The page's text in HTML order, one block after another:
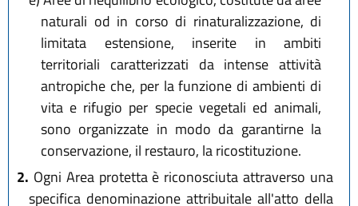
naturali od in corso di rinaturalizzazione, di
limitata estensione, inserite in ambiti
territoriali caratterizzati da intense attività
antropiche che, per la funzione di ambienti di
vita e rifugio per specie vegetali ed animali,
sono organizzate in modo da garantirne la
conservazione, il restauro, la ricostituzione.
2. Ogni Area protetta è riconosciuta attraverso una
specifica denominazione attribuitale all'atto della